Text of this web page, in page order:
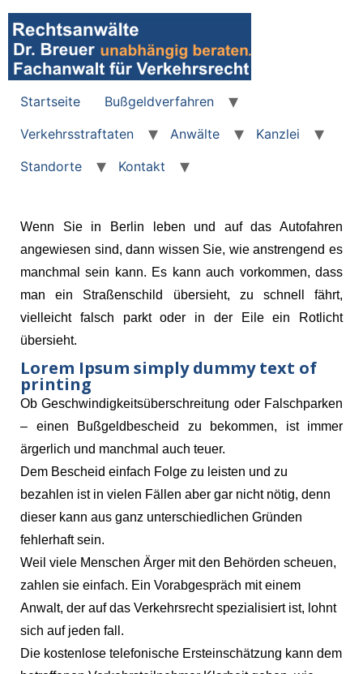
Startseite
Bußgeldverfahren
Verkehrsstraftaten
Anwälte
Kanzlei
Standorte
Kontakt
Wenn Sie in Berlin leben und auf das Autofahren
angewiesen sind, dann wissen Sie, wie anstrengend es
manchmal sein kann. Es kann auch vorkommen, dass
man ein Straßenschild übersieht, zu schnell fährt,
vielleicht falsch parkt oder in der Eile ein Rotlicht
übersieht.
Lorem Ipsum simply dummy text of
printing
Ob Geschwindigkeitsüberschreitung oder Falschparken
– einen Bußgeldbescheid zu bekommen, ist immer
ärgerlich und manchmal auch teuer.
Dem Bescheid einfach Folge zu leisten und zu
bezahlen ist in vielen Fällen aber gar nicht nötig, denn
dieser kann aus ganz unterschiedlichen Gründen
fehlerhaft sein.
Weil viele Menschen Ärger mit den Behörden scheuen,
zahlen sie einfach. Ein Vorabgespräch mit einem
Anwalt, der auf das Verkehrsrecht spezialisiert ist, lohnt
sich auf jeden fall.
Die kostenlose telefonische Ersteinschätzung kann dem